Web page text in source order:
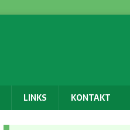
LINKS KONTAKT